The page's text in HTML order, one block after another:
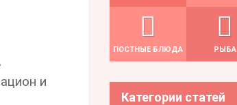
и
ПОСТНЫЕ БЛЮДА РЫБА
Категории статей